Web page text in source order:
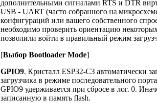
дополнительными сигналами RTS и DTR
USB - UART (часто собранного на
конфигураций или вашего собственного
необходимо проверить ориентацию
позволили войти в правильный режим
[Выбор Bootloader Mode]
GPIO9. Кристалл ESP32-C3 автоматически
загрузчика в режиме последовательного
GPIO9 удерживается при сбросе в лог. 0.
записанную в память flash.